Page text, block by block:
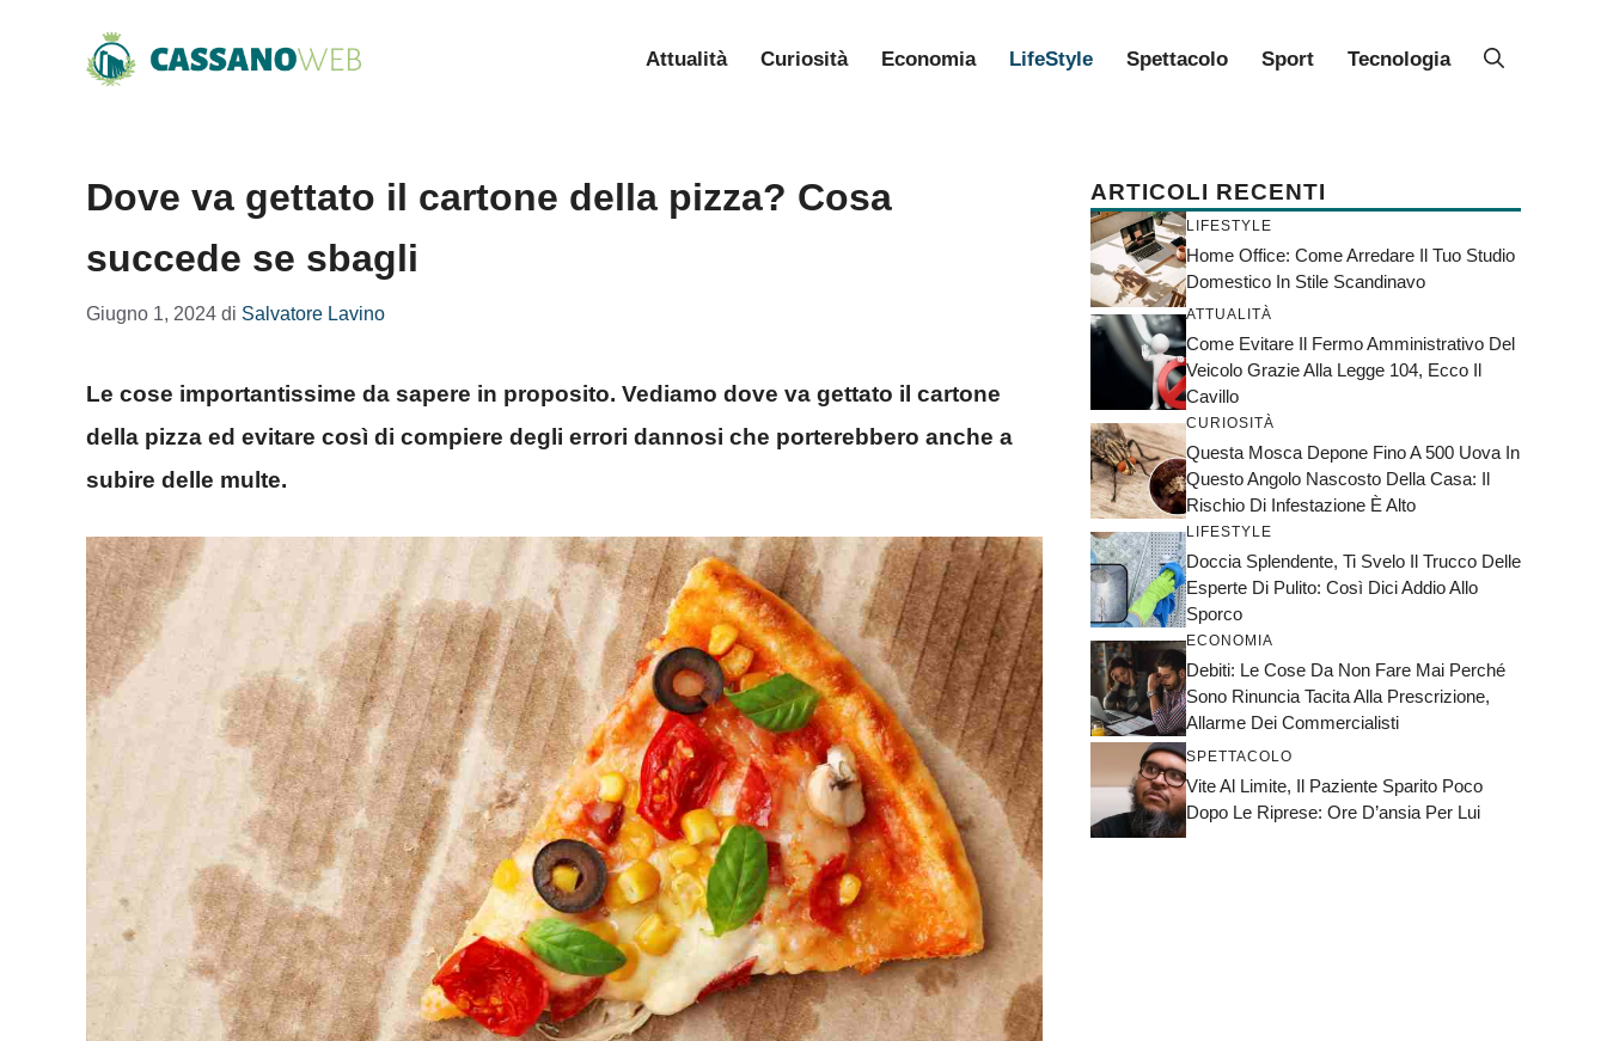
Attualità Curiosità Economia LifeStyle Spettacolo Sport Tecnologia
Dove va gettato il cartone della pizza? Cosa
succede se sbagli
Giugno 1, 2024 di Salvatore Lavino
Le cose importantissime da sapere in proposito. Vediamo dove va gettato il cartone
della pizza ed evitare così di compiere degli errori dannosi che porterebbero anche a
subire delle multe.
ARTICOLI RECENTI
LIFESTYLE
Home Office: Come Arredare Il Tuo Studio
Domestico In Stile Scandinavo
ATTUALITÀ
Come Evitare Il Fermo Amministrativo Del
Veicolo Grazie Alla Legge 104, Ecco Il
Cavillo
CURIOSITÀ
Questa Mosca Depone Fino A 500 Uova In
Questo Angolo Nascosto Della Casa: Il
Rischio Di Infestazione È Alto
LIFESTYLE
Doccia Splendente, Ti Svelo Il Trucco Delle
Esperte Di Pulito: Così Dici Addio Allo
Sporco
ECONOMIA
Debiti: Le Cose Da Non Fare Mai Perché
Sono Rinuncia Tacita Alla Prescrizione,
Allarme Dei Commercialisti
SPETTACOLO
Vite Al Limite, Il Paziente Sparito Poco
Dopo Le Riprese: Ore D’ansia Per Lui